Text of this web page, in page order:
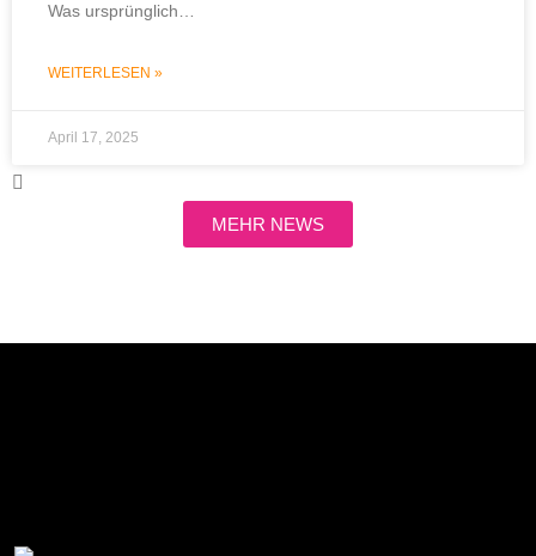
Was ursprünglich…
WEITERLESEN »
April 17, 2025
MEHR NEWS